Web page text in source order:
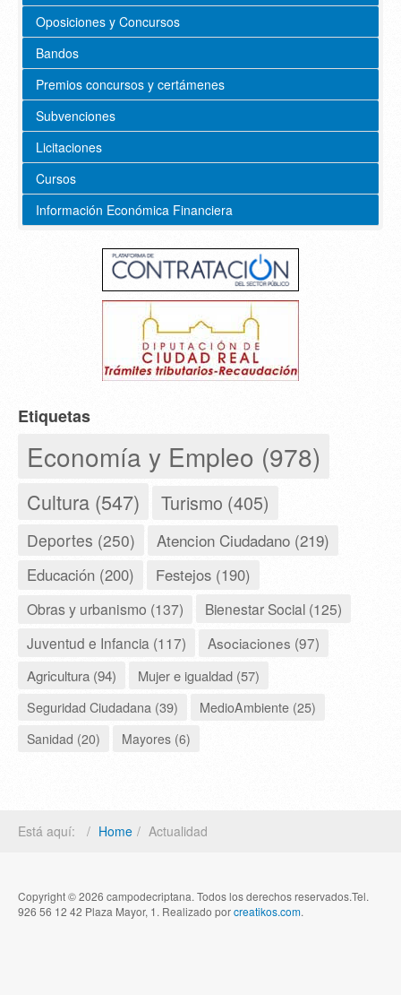
Oposiciones y Concursos
Bandos
Premios concursos y certámenes
Subvenciones
Licitaciones
Cursos
Información Económica Financiera
Etiquetas
Economía y Empleo (978)
Cultura (547) Turismo (405)
Deportes (250) Atencion Ciudadano (219)
Educación (200) Festejos (190)
Obras y urbanismo (137)
Bienestar Social (125)
Juventud e Infancia (117)
Asociaciones (97)
Agricultura (94)
Mujer e igualdad (57)
Seguridad Ciudadana (39)
MedioAmbiente (25)
Sanidad (20)
Mayores (6)
Está aquí: Home Actualidad
Copyright © 2026 campodecriptana. Todos los derechos reservados.Tel.
926 56 12 42 Plaza Mayor, 1. Realizado porcreatikos.com.